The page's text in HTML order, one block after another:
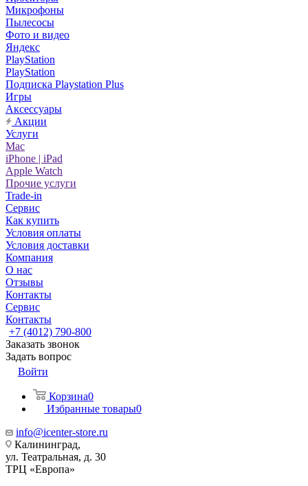
Микрофоны
Пылесосы
Фото и видео
Яндекс
PlayStation
PlayStation
Подписка Playstation Plus
Игры
Аксессуары
Акции
Услуги
Mac
iPhone | iPad
Apple Watch
Прочие услуги
Trade-in
Сервис
Как купить
Условия оплаты
Условия доставки
Компания
О нас
Отзывы
Контакты
Сервис
Контакты
+7 (4012) 790-800
Заказать звонок
Задать вопрос
Войти
Корзина0
Избранные товары0
info@icenter-store.ru
Калининград,
ул. Театральная, д. 30
ТРЦ «Европа»